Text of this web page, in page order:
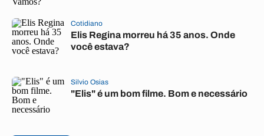
Cotidiano
Elis Regina morreu há 35 anos. Onde
você estava?
Silvio Osias
"Elis" é um bom filme. Bom e necessário